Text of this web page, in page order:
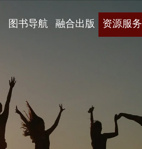
图书导航 融合出版 资源服务